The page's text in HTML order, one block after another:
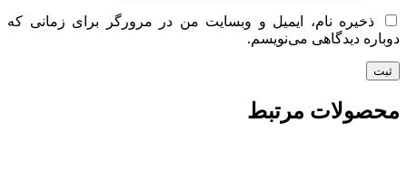
ذخیره نام، ایمیل و وبسایت من در مرورگر برای زمانی که
دوباره دیدگاهی می‌نویسم.
محصولات مرتبط